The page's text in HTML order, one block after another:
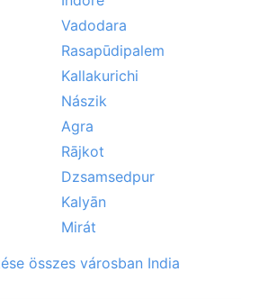
Vadodara
Rasapūdipalem
Kallakurichi
Nászik
Agra
Rājkot
Dzsamsedpur
Kalyān
Mirát
összes városban India